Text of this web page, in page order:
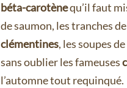
béta-carotènequ’il faut
de saumon, les tranches
clémentines, les soupes de
sans oublier les fameuses
l’automne tout requinqué.